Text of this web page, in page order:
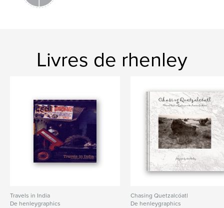
Livres de rhenley
Travels in India
De henleygraphics
Chasing Quetzalcóatl
De henleygraphics